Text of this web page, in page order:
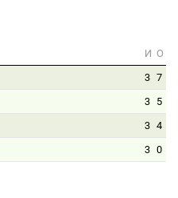
И О
3 7
3 5
3 4
3 0